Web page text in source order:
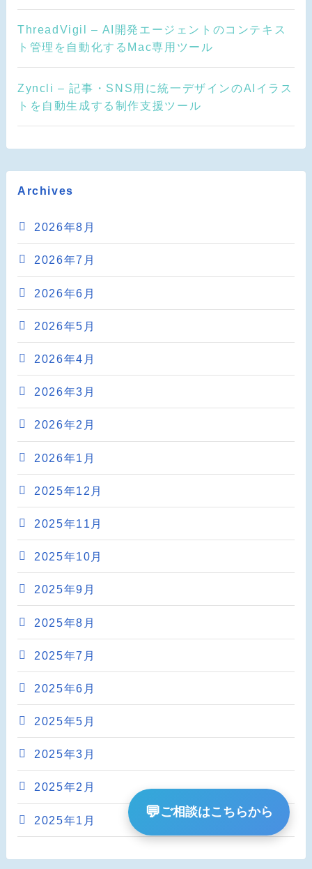
ThreadVigil – AI開発エージェントのコンテキス
ト管理を自動化するMac専用ツール
Zyncli – 記事・SNS用に統一デザインのAIイラス
トを自動生成する制作支援ツール
Archives
2026年8月
2026年7月
2026年6月
2026年5月
2026年4月
2026年3月
2026年2月
2026年1月
2025年12月
2025年11月
2025年10月
2025年9月
2025年8月
2025年7月
2025年6月
2025年5月
2025年3月
2025年2月
2025年1月 💬ご相談はこちらから